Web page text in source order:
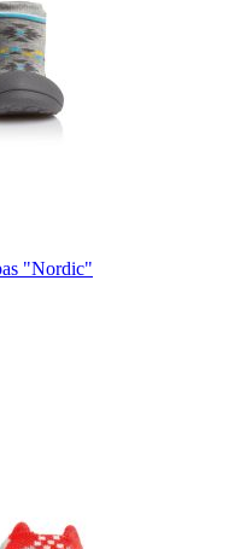
"Nordic"